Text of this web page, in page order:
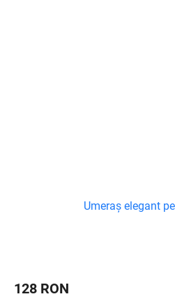
Umeraș elegant
128 RON